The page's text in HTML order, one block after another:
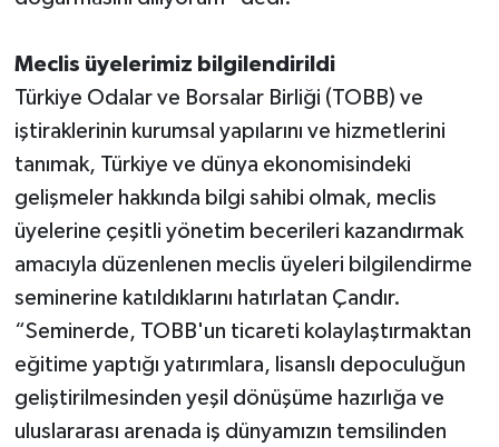
Meclis üyelerimiz bilgilendirildi
Türkiye Odalar ve Borsalar Birliği (TOBB) ve
iştiraklerinin kurumsal yapılarını ve hizmetlerini
tanımak, Türkiye ve dünya ekonomisindeki
gelişmeler hakkında bilgi sahibi olmak, meclis
üyelerine çeşitli yönetim becerileri kazandırmak
amacıyla düzenlenen meclis üyeleri bilgilendirme
seminerine katıldıklarını hatırlatan Çandır.
“Seminerde, TOBB'un ticareti kolaylaştırmaktan
eğitime yaptığı yatırımlara, lisanslı depoculuğun
geliştirilmesinden yeşil dönüşüme hazırlığa ve
uluslararası arenada iş dünyamızın temsilinden